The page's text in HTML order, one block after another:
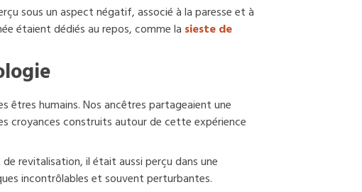
sous un aspect négatif, associé à la paresse et à
étaient dédiés au repos, comme la sieste de
êtres humains. Nos ancêtres partageaient une
croyances construits autour de cette expérience
revitalisation, il était aussi perçu dans une
incontrôlables et souvent perturbantes.